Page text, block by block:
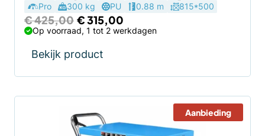
Pro 300 kg PU 0.88 m 815*500
€425,00 Oorspronkelijke
prijs
was:
€ 425,00.
€315,00
prijs
Op voorraad, 1 tot 2 werkdagen
Bekijk product
Aanbieding